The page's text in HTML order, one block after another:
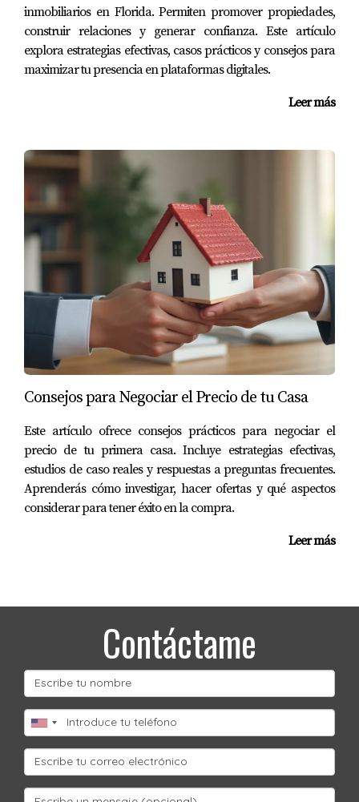
👉 Contáctame hoy mismo para comenzar tu
proceso de preaprobación.
inmobiliarios en Florida. Permiten promover propiedades,
construir relaciones y generar confianza. Este artículo
explora estrategias efectivas, casos prácticos y consejos para
maximizar tu presencia en plataformas digitales.
Leer más
Consejos para Negociar el Precio de tu Casa
Este artículo ofrece consejos prácticos para negociar el
precio de tu primera casa. Incluye estrategias efectivas,
estudios de caso reales y respuestas a preguntas frecuentes.
Aprenderás cómo investigar, hacer ofertas y qué aspectos
considerar para tener éxito en la compra.
Leer más
Contáctame